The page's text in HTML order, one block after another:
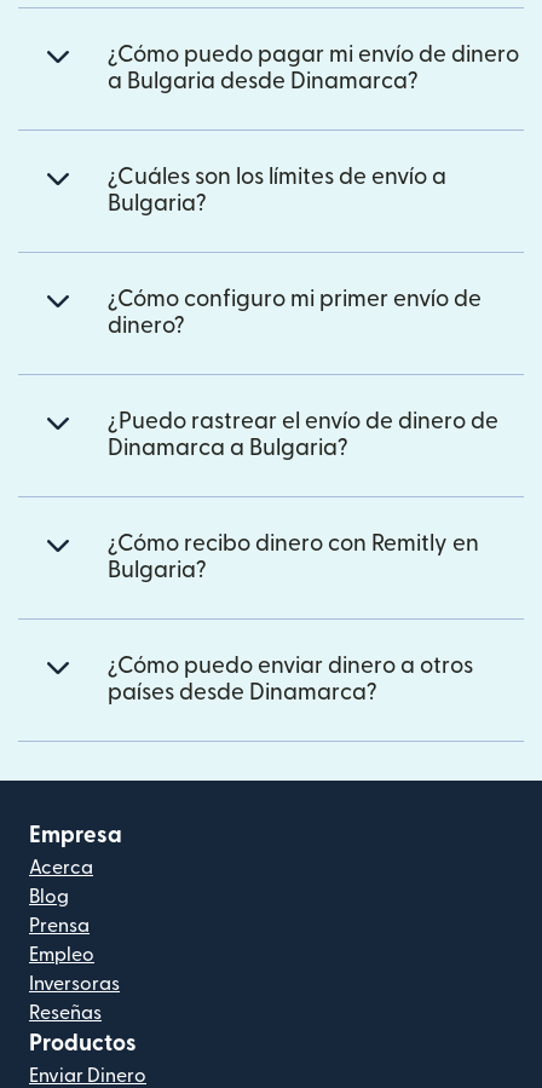
¿Cómo puedo pagar mi envío de dinero
a Bulgaria desde Dinamarca?
¿Cuáles son los límites de envío a
Bulgaria?
¿Cómo configuro mi primer envío de
dinero?
¿Puedo rastrear el envío de dinero de
Dinamarca a Bulgaria?
¿Cómo recibo dinero con Remitly en
Bulgaria?
¿Cómo puedo enviar dinero a otros
países desde Dinamarca?
Empresa
Acerca
Blog
Prensa
Empleo
Inversoras
Reseñas
Productos
Enviar Dinero